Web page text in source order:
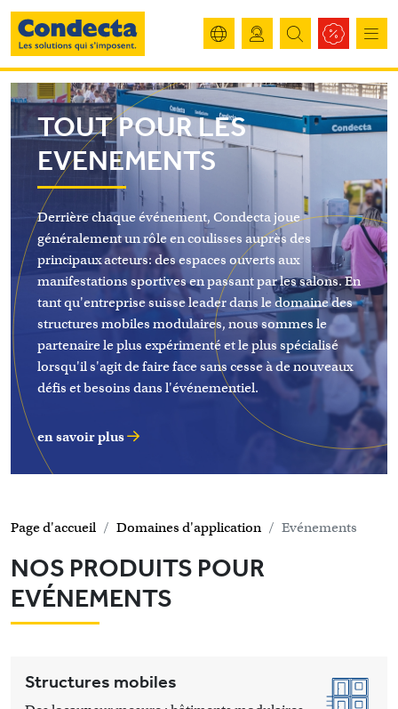
TOUT POUR LES
EVENEMENTS
Derrière chaque événement, Condecta joue
généralement un rôle en coulisses auprès des
principaux acteurs: des espaces ouverts aux
manifestations sportives en passant par les salons. En
tant qu'entreprise suisse leader dans le domaine des
structures mobiles modulaires, nous sommes le
partenaire le plus expérimenté et le plus spécialisé
lorsqu'il s'agit de faire face sans cesse à de nouveaux
défis et besoins dans l'événementiel.
en savoir plus
Page d'accueil Domaines d'application Evénements
NOS PRODUITS POUR
EVÉNEMENTS
Structures mobiles